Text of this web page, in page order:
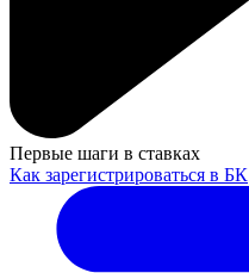
Первые шаги в ставках
Как зарегистрироваться в БК